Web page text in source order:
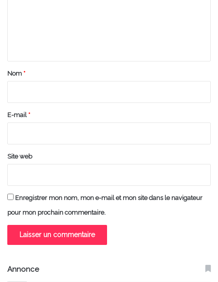
a
e
Nom *
E-mail *
Site web
Enregistrer mon nom, mon e-mail et mon site dans le navigateur
pour mon prochain commentaire.
Annonce